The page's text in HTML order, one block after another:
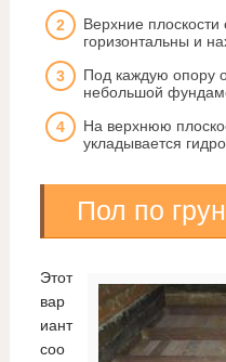
Верхние
горизонтальны и
Под каждую опору
небольшой
На верхнюю
укладывается
Пол по
Этот
вар
иант
соо